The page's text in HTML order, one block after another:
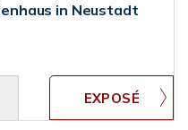
in Neustadt